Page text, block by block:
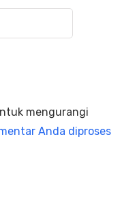
mengurangi
Anda diproses